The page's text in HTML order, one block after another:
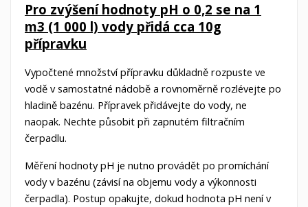
Pro zvýšení hodnoty pH o 0,2 se na 1
m3 (1 000 l) vody přidá cca 10g
přípravku
Vypočtené množství přípravku důkladně rozpuste ve
vodě v samostatné nádobě a rovnoměrně rozlévejte po
hladině bazénu. Přípravek přidávejte do vody, ne
naopak. Nechte působit při zapnutém filtračním
čerpadlu.
Měření hodnoty pH je nutno provádět po promíchání
vody v bazénu (závisí na objemu vody a výkonnosti
čerpadla). Postup opakujte, dokud hodnota pH není v